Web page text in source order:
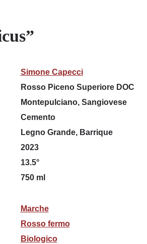
Simone Capecci
Rosso Piceno Superiore DOC
Montepulciano, Sangiovese
Cemento
Legno Grande, Barrique
2023
13.5°
750 ml
Marche
Rosso fermo
Biologico